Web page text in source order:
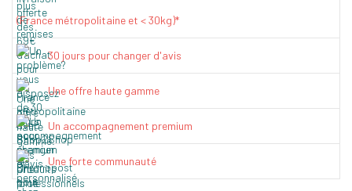
(France métropolitaine et < 30kg)*
30 jours pour changer d'avis
Une offre haute gamme
Un accompagnement premium
Une forte communauté